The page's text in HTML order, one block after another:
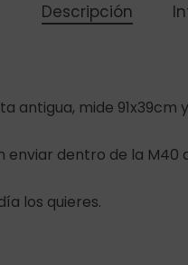
Descripción
antigua, mide 91x39cm
enviar dentro de la
los quieres.